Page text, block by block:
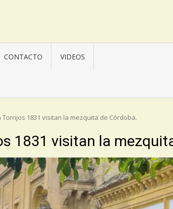
CONTACTO VIDEOS
1831 visitan la mezquita de Córdoba.
1831 visitan la